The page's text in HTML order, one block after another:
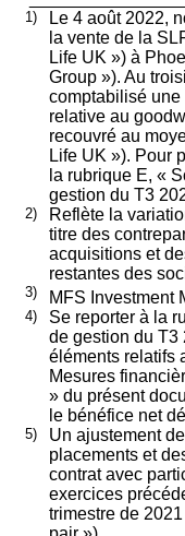
1)
Le 4 août 2022,
la vente de la
Life UK ») à
Group »). Au
comptabilisé une
relative au
recouvré au
Life UK »). Pour
la rubrique E, «
gestion du T3
2)
Reflète la
titre des
acquisitions et
restantes des
3) MFS Investment
4)
Se reporter à la
de gestion du T3
éléments relatifs
Mesures
» du présent
le bénéfice net
5)
Un ajustement
placements et
contrat avec
exercices
trimestre de